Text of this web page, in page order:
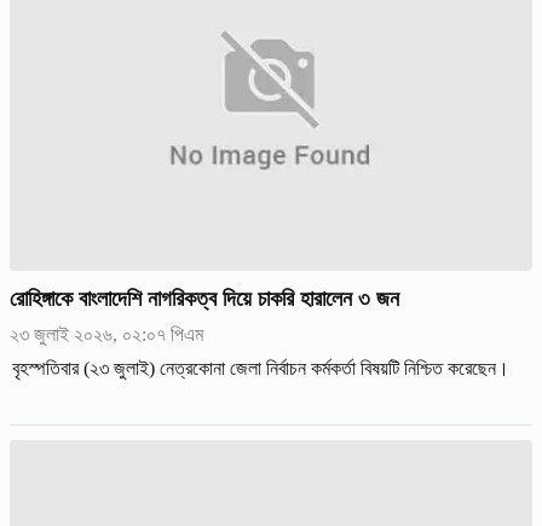
রোহিঙ্গাকে বাংলাদেশি নাগরিকত্ব দিয়ে চাকরি হারালেন ৩ জন
২৩ জুলাই ২০২৬, ০২:০৭ পিএম
বৃহস্পতিবার (২৩ জুলাই) নেত্রকোনা জেলা নির্বাচন কর্মকর্তা বিষয়টি নিশ্চিত করেছেন।